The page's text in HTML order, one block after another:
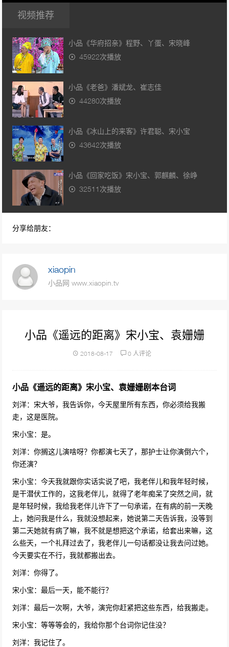
视频推荐
小品《华府招亲》程野、丫蛋、宋晓峰
45922次播放
小品《老爸》潘斌龙、崔志佳
44280次播放
小品《冰山上的来客》许君聪、宋小宝
43642次播放
小品《回家吃饭》宋小宝、郭麒麟、徐峥
32511次播放
季
31229次播放
小品《蹬三轮儿的父亲》宋晓峰嫌弃父亲骑三
27843次播放
一季
小品《今夜无眠》孙涛 邵峰欢乐饭米粒儿第七
季
24628次播放
岳云鹏夺冠作品《小岳岳》欢乐喜剧人郭德纲
徒弟岳云鹏相声
24617次播放
24595次播放
24229次播放
分享给朋友：
xiaopin
小品网 www.xiaopin.tv
小品《遥远的距离》宋小宝、袁姗姗
2018-08-17 0 人评论
小品《遥远的距离》宋小宝、袁姗姗剧本台词
刘洋：宋大爷，我告诉你，今天屋里所有东西，你必须给我搬
走，这是医院。
宋小宝：是。
刘洋：你搁这儿演啥呀？你都演七天了，那护士让你演倒六个，
你还演？
宋小宝：今天我就跟你实话实说了吧，我老伴儿和我年轻时候，
是干潜伏工作的，这我老伴儿，就得了老年痴呆了突然之间，就
是年轻时候，我给我老伴儿许下了一句承诺，在有病的前一天晚
上，她问我是什么，我就没想起来，她说第二天告诉我，没等到
第二天她就有病了嘛，我不就是想把这个承诺，给套出来嘛，这
么些天，一个礼拜过去了，我老伴儿一句话都没让我去问过她。
今天要实在不行，我就都搬出去。
刘洋：你得了。
宋小宝：最后一天，能不能行？
刘洋：最后一次啊，大爷，演完你赶紧把这些东西，给我搬走。
宋小宝：等等等会的，我给你那个台词你记住没？
刘洋：我记住了。